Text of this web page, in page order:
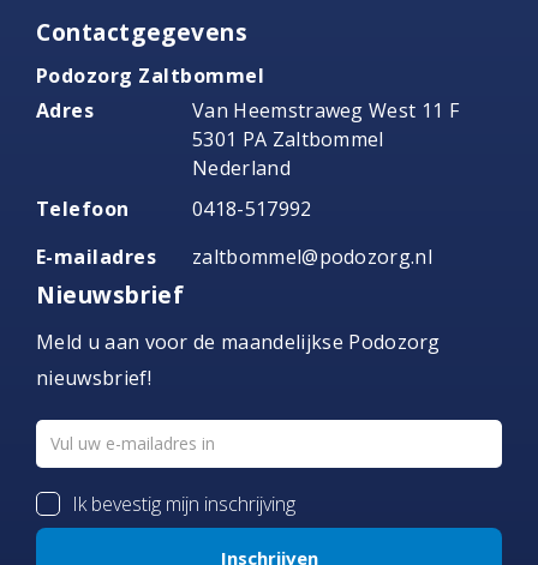
Contactgegevens
Podozorg Zaltbommel
Adres
Van Heemstraweg West 11 F
5301 PA Zaltbommel
Nederland
Telefoon
0418-517992
E-mailadres
zaltbommel@podozorg.nl
Nieuwsbrief
Meld u aan voor de maandelijkse Podozorg
nieuwsbrief!